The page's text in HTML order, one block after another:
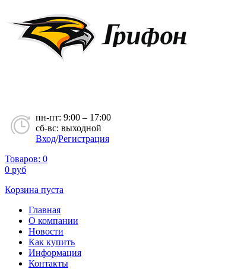
пн-пт: 9:00 – 17:00
сб-вс: выходной
Вход/Регистрация
Товаров: 0
0 руб
Корзина пуста
Главная
О компании
Новости
Как купить
Информация
Контакты